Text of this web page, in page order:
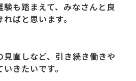
験も踏まえて、みなさんと良
ばと思います。
見直しなど、引き続き働きや
きたいです。